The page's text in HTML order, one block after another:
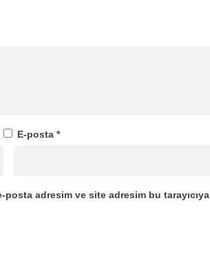
E-posta *
posta adresim ve site adresim bu tarayıcıya